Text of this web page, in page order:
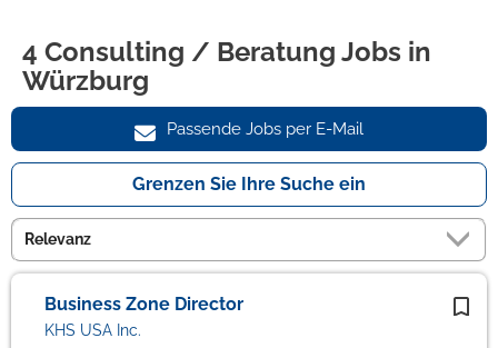
4 Consulting / Beratung Jobs in
Würzburg
Passende Jobs per E-Mail
Grenzen Sie Ihre Suche ein
Business Zone Director
KHS USA Inc.